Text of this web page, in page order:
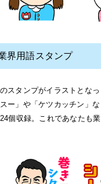
界用語スタンプ
スタンプがイラストとなっ
ー」や「ケツカッチン」な
個収録。これであなたも業